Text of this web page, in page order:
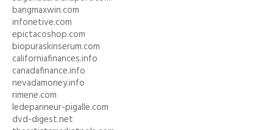
bangmaxwin.com
infonetive.com
epictacoshop.com
biopuraskinserum.com
californiafinances.info
canadafinance.info
nevadamoney.info
rimene.com
ledepanneur-pigalle.com
dvd-digest.net